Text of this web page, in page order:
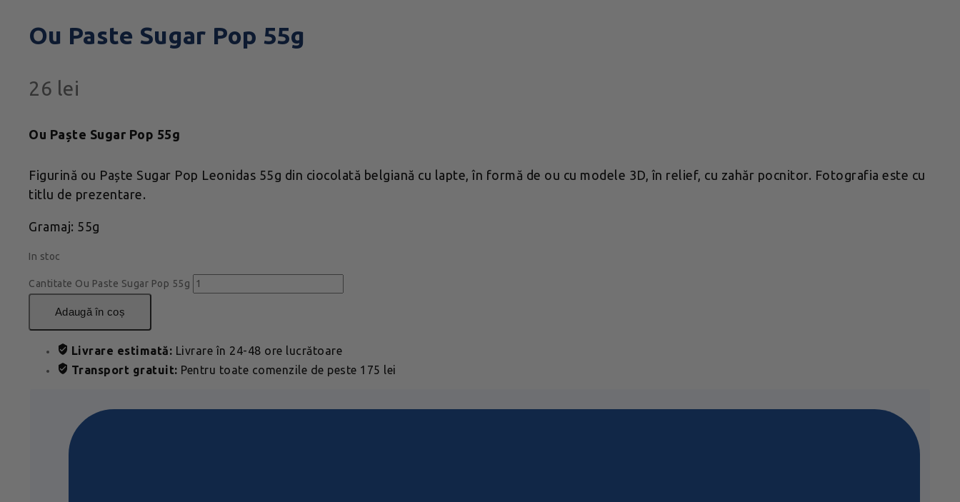
Ou Paste Sugar Pop 55g
26 lei
Ou Paște Sugar Pop 55g
Figurină ou Paște Sugar Pop Leonidas 55g din ciocolată belgiană cu lapte, în formă de ou cu modele 3D, în relief, cu zahăr pocnitor. Fotografia este cu
titlu de prezentare.
Gramaj: 55g
In stoc
Cantitate Ou Paste Sugar Pop 55g
adaugă în coș
Livrare estimată: Livrare în 24-48 ore lucrătoare
Transport gratuit: Pentru toate comenzile de peste 175 lei